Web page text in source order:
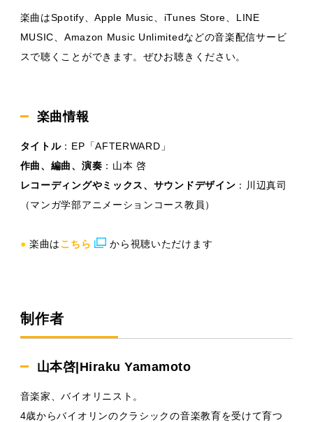
楽曲はSpotify、Apple Music、iTunes Store、LINE
MUSIC、Amazon Music Unlimitedなどの音楽配信サービ
スで聴くことができます。ぜひお聴きください。
楽曲情報
タイトル：EP「AFTERWARD」
作曲、編曲、演奏 ：山本 啓
レコーディングやミックス、サウンドデザイン ：川辺真司
（マンガ学部アニメーションコース教員）
● 楽曲はこちら から視聴いただけます
制作者
山本啓|Hiraku Yamamoto
音楽家、バイオリニスト。
4歳からバイオリンのクラシックの音楽教育を受けて育つ